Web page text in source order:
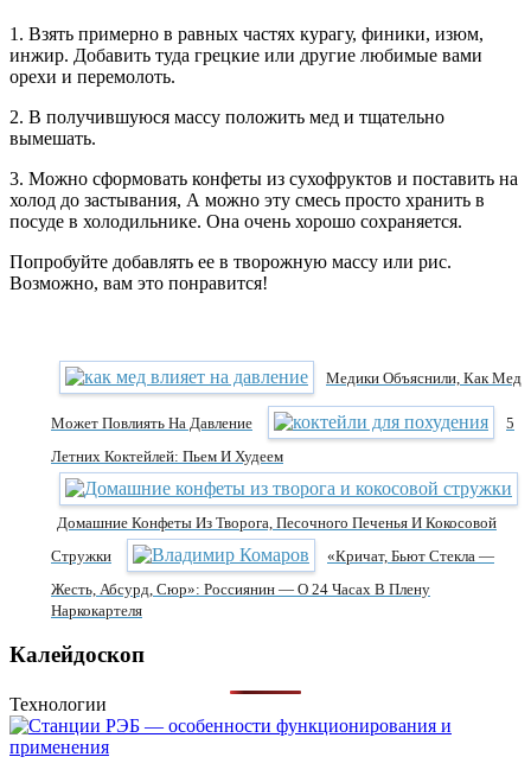
1. Взять примерно в равных частях курагу, финики, изюм,
инжир. Добавить туда грецкие или другие любимые вами
орехи и перемолоть.
2. В получившуюся массу положить мед и тщательно
вымешать.
3. Можно сформовать конфеты из сухофруктов и поставить на
холод до застывания, А можно эту смесь просто хранить в
посуде в холодильнике. Она очень хорошо сохраняется.
Попробуйте добавлять ее в творожную массу или рис.
Возможно, вам это понравится!
Медики Объяснили, Как Мед
Может Повлиять На Давление
5
Летних Коктейлей: Пьем И Худеем
Домашние Конфеты Из Творога, Песочного Печенья И Кокосовой
Стружки
«Кричат, Бьют Стекла —
Жесть, Абсурд, Сюр»: Россиянин — О 24 Часах В Плену
Наркокартеля
Калейдоскоп
Технологии